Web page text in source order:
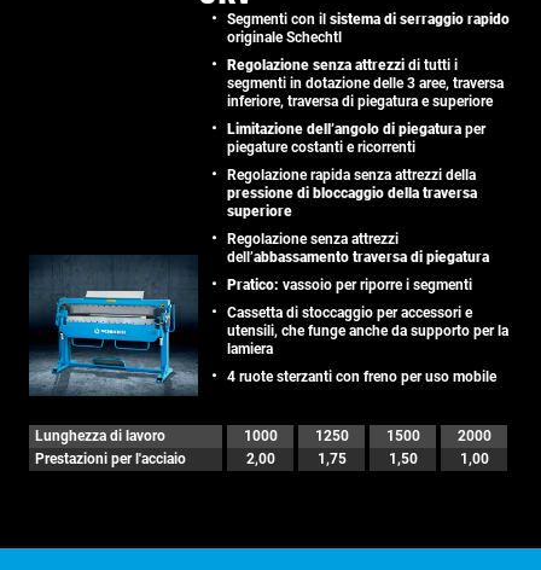
Segmenti con il sistema di serraggio rapido
originale Schechtl
Regolazione senza attrezzi di tutti i
segmenti in dotazione delle 3 aree, traversa
inferiore, traversa di piegatura e superiore
Limitazione dell’angolo di piegatura per
piegature costanti e ricorrenti
Regolazione rapida senza attrezzi della
pressione di bloccaggio della traversa
superiore
Regolazione senza attrezzi
dell’abbassamento traversa di piegatura
Pratico: vassoio per riporre i segmenti
Cassetta di stoccaggio per accessori e
utensili, che funge anche da supporto per la
lamiera
4 ruote sterzanti con freno per uso mobile
Lunghezza di lavoro 1000 1250 1500
2000
Prestazioni per l'acciaio
2,00 1,75 1,50 1,00